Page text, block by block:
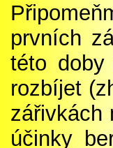
prvních
této
rozbíjet
zářivkách
účinky